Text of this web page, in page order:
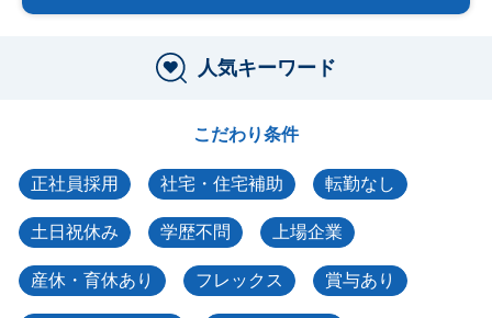
人気キーワード
こだわり条件
正社員採用 社宅・住宅補助 転勤なし
土日祝休み 学歴不問 上場企業
産休・育休あり フレックス 賞与あり